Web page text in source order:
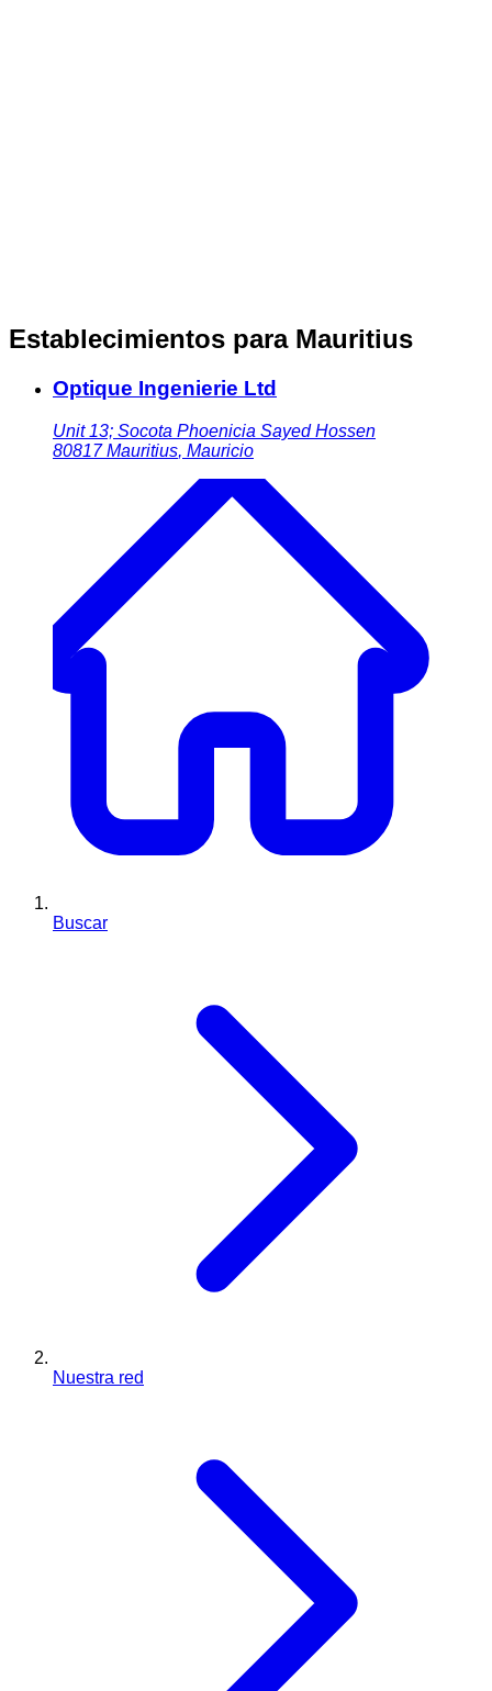
Establecimientos para Mauritius
Optique Ingenierie Ltd
Unit 13; Socota Phoenicia Sayed Hossen
80817 Mauritius, Mauricio
Buscar
Nuestra red